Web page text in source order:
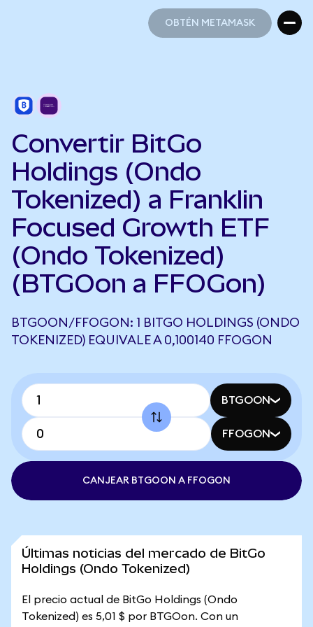
OBTÉN METAMASK
Convertir BitGo
Holdings (Ondo
Tokenized) a Franklin
Focused Growth ETF
(Ondo Tokenized)
(BTGOon a FFOGon)
BTGOON/FFOGON: 1 BITGO HOLDINGS (ONDO
TOKENIZED) EQUIVALE A 0,100140 FFOGON
BTGOON
FFOGON
CANJEAR BTGOON A FFOGON
Últimas noticias del mercado de BitGo
Holdings (Ondo Tokenized)
El precio actual de BitGo Holdings (Ondo
Tokenized) es 5,01 $ por BTGOon. Con un